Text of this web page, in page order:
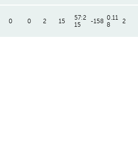
0 0 2 15
57:2
15
-158 0.11
8
2